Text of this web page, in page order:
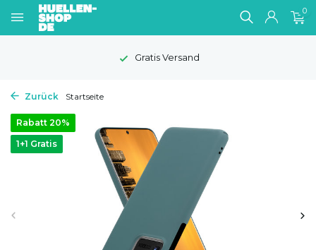
0
Gratis Versand
Zurück Startseite
Rabatt 20%
1+1 Gratis